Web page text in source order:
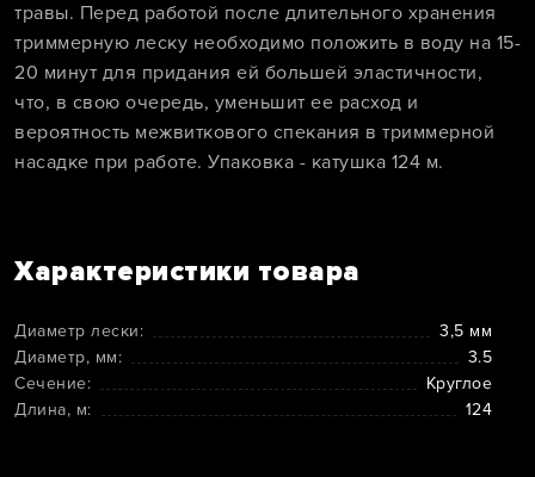
травы. Перед работой после длительного хранения
триммерную леску необходимо положить в воду на 15-
20 минут для придания ей большей эластичности,
что, в свою очередь, уменьшит ее расход и
вероятность межвиткового спекания в триммерной
насадке при работе. Упаковка - катушка 124 м.
Характеристики товара
Диаметр лески:
3,5 мм
Диаметр, мм:
3.5
Сечение:
Круглое
Длина, м:
124